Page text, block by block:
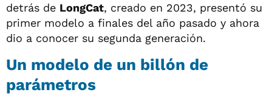
detrás de LongCat, creado en 2023, presentó su
primer modelo a finales del año pasado y ahora
dio a conocer su segunda generación.
Un modelo de un billón de
parámetros